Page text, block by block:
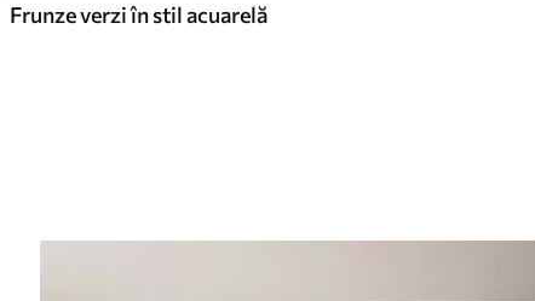
Frunze verzi în stil acuarelă